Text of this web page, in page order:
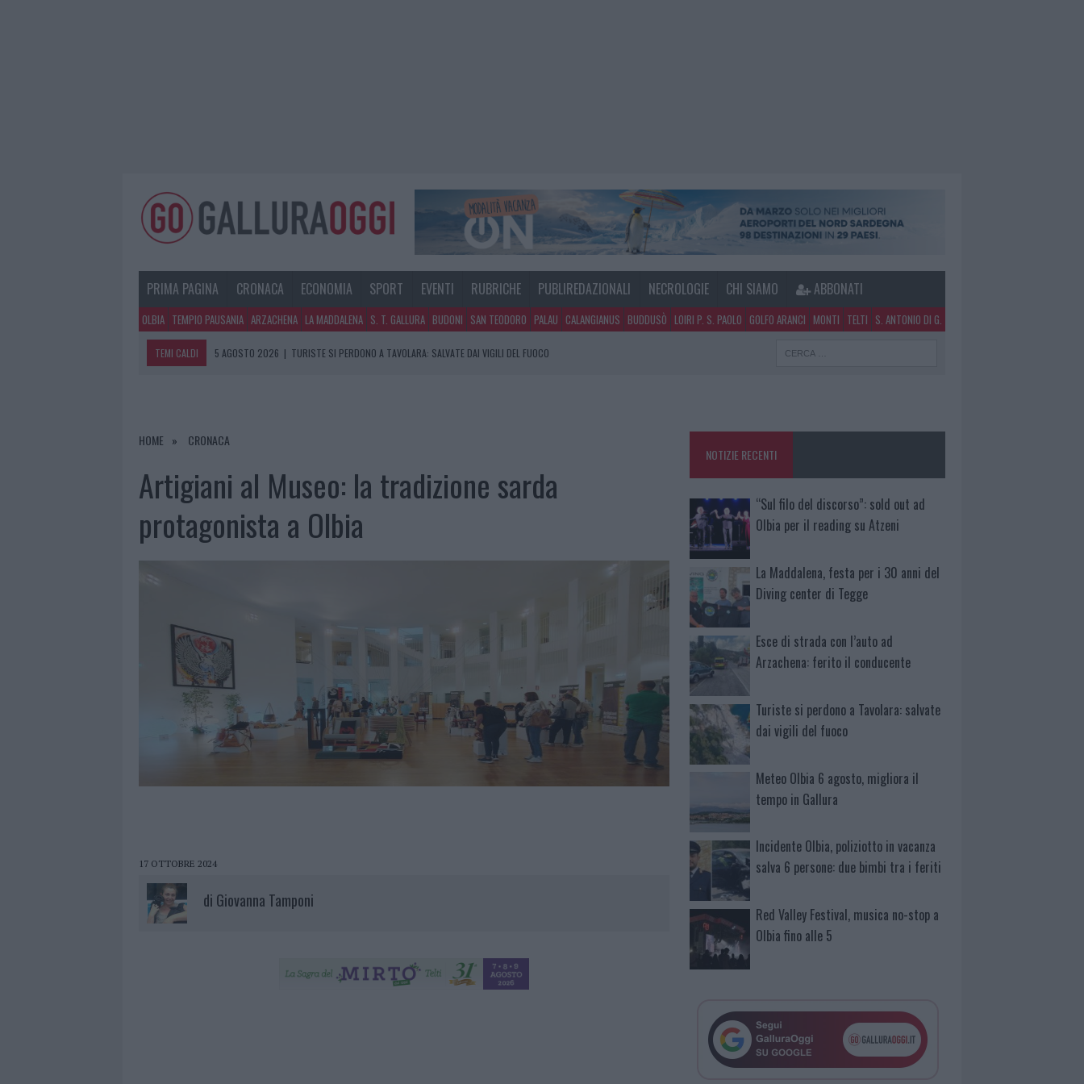
PRIMA PAGINA CRONACA ECONOMIA SPORT EVENTI RUBRICHE PUBLIREDAZIONALI NECROLOGIE CHI SIAMO ABBONATI
OLBIA TEMPIO PAUSANIA ARZACHENA LA MADDALENA S. T. GALLURA BUDONI SAN TEODORO PALAU CALANGIANUS BUDDUSÒ LOIRI P. S. PAOLO GOLFO ARANCI MONTI TELTI S. ANTONIO DI G.
TEMI CALDI 5 AGOSTO 2026 | METEO OLBIA 6 AGOSTO, MIGLIORA IL TEMPO IN GALLURA
5 AGOSTO 2026
|
HOME CRONACA
Artigiani al Museo: la tradizione sarda
protagonista a Olbia
17 OTTOBRE 2024
di Giovanna Tamponi
NOTIZIE RECENTI
“Sul filo del discorso”: sold out ad
Olbia per il reading su Atzeni
La Maddalena, festa per i 30 anni del
Diving center di Tegge
Esce di strada con l’auto ad
Arzachena: ferito il conducente
Turiste si perdono a Tavolara: salvate
dai vigili del fuoco
Meteo Olbia 6 agosto, migliora il
tempo in Gallura
Incidente Olbia, poliziotto in vacanza
salva 6 persone: due bimbi tra i feriti
Red Valley Festival, musica no-stop a
Olbia fino alle 5